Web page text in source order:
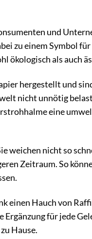
und
zu einem Symbol
ökologisch als auch
hergestellt und
nicht unnötig
eine
weichen nicht so
Zeitraum. So
einen Hauch von
für jede
Hause.